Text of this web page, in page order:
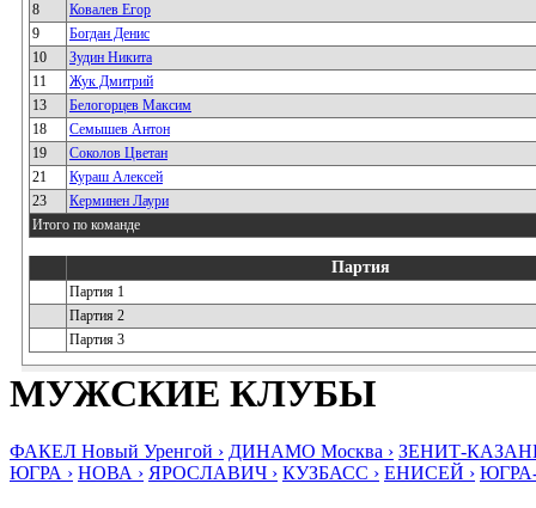
8
Ковалев Егор
9
Богдан Денис
10
Зудин Никита
11
Жук Дмитрий
13
Белогорцев Максим
18
Семышев Антон
19
Соколов Цветан
21
Кураш Алексей
23
Керминен Лаури
Итого по команде
Партия
Партия 1
Партия 2
Партия 3
МУЖСКИЕ КЛУБЫ
ФАКЕЛ Новый Уренгой › ДИНАМО Москва › ЗЕНИТ-
ЮГРА › НОВА › ЯРОСЛАВИЧ › КУЗБАСС › ЕНИСЕЙ ›